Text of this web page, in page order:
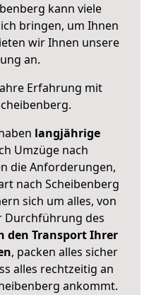
kann viele
bringen, um Ihnen
wir Ihnen unsere
an.
Erfahrung mit
.
langjährige
Umzüge nach
die Anforderungen,
nach Scheibenberg
sich um alles, von
Durchführung des
den Transport Ihrer
, packen alles sicher
alles rechtzeitig an
ankommt.